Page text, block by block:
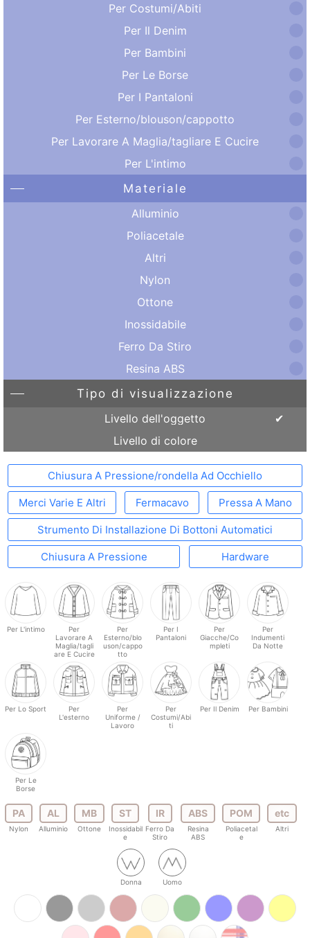
Per Costumi/Abiti
Per Il Denim
Per Bambini
Per Le Borse
Per I Pantaloni
Per Esterno/blouson/cappotto
Per Lavorare A Maglia/tagliare E Cucire
Per L'intimo
Materiale
Alluminio
Poliacetale
Altri
Nylon
Ottone
Inossidabile
Ferro Da Stiro
Resina ABS
Tipo di visualizzazione
Livello dell'oggetto
Livello di colore
Chiusura A Pressione/rondella Ad Occhiello
Merci Varie E Altri Fermacavo Pressa A Mano
Strumento Di Installazione Di Bottoni Automatici
Chiusura A Pressione Hardware
Per L'intimo
Per
Lavorare A
Maglia/tagli
are E Cucire
Per
Esterno/blo
uson/cappo
tto
Per I
Pantaloni
Per
Giacche/Co
mpleti
Per
Indumenti
Da Notte
Per Lo Sport
Per
L'esterno
Per
Uniforme /
Lavoro
Per
Costumi/Abi
ti
Per Il Denim Per Bambini
Per Le
Borse
PA
Nylon
AL
Alluminio
MB
Ottone
ST
Inossidabil
e
IR
Ferro Da
Stiro
ABS
Resina
ABS
POM
Poliacetal
e
etc
Altri
Donna Uomo